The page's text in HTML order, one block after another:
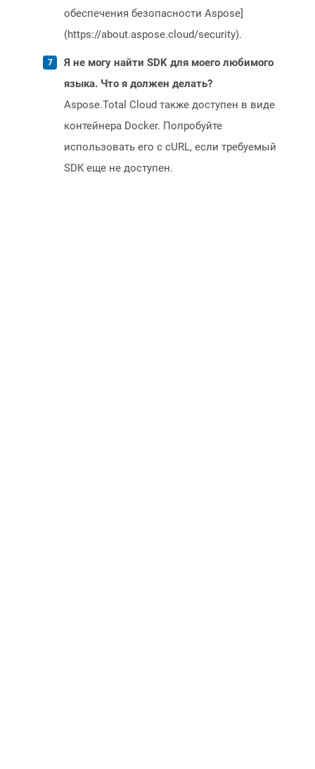
обеспечения безопасности Aspose]
(https://about.aspose.cloud/security).
Я не могу найти SDK для моего любимого
языка. Что я должен делать?
Aspose.Total Cloud также доступен в виде
контейнера Docker. Попробуйте
использовать его с cURL, если требуемый
SDK еще не доступен.